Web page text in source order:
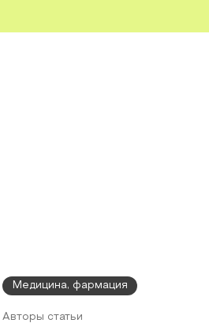
Медицина, фармация
Авторы статьи